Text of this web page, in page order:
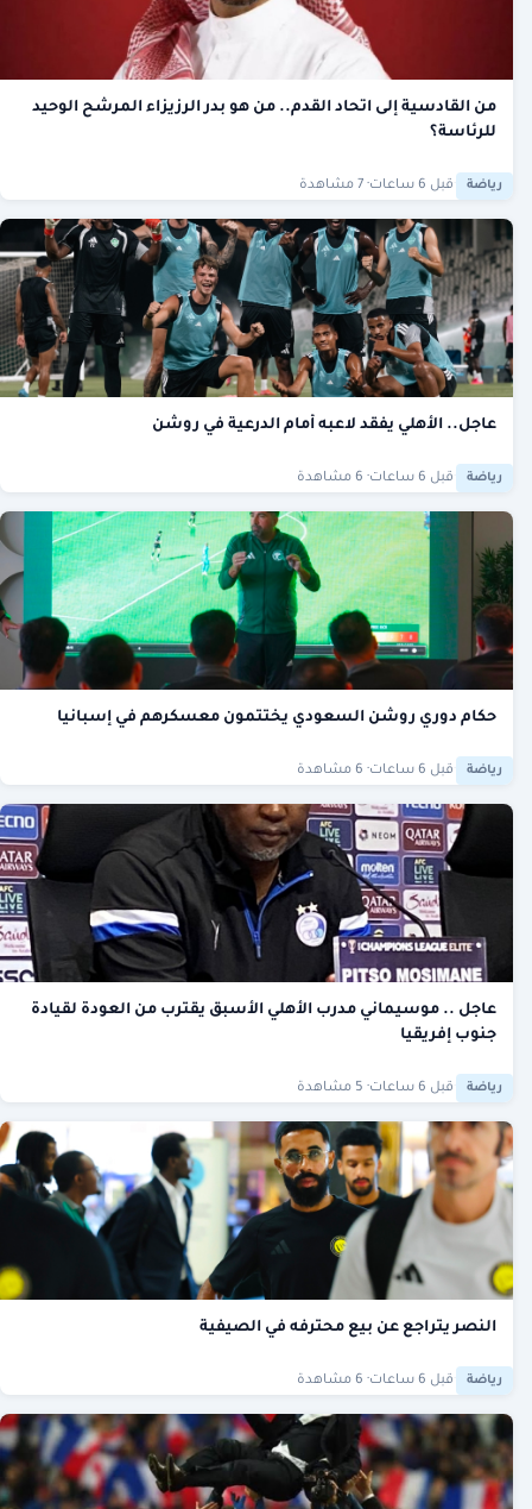
من القادسية إلى اتحاد القدم.. من هو بدر الرزيزاء المرشح الوحيد
للرئاسة؟
رياضة قبل 6 ساعات · 7 مشاهدة
عاجل.. الأهلي يفقد لاعبه أمام الدرعية في روشن
رياضة قبل 6 ساعات · 6 مشاهدة
حكام دوري روشن السعودي يختتمون معسكرهم في إسبانيا
رياضة قبل 6 ساعات · 6 مشاهدة
عاجل .. موسيماني مدرب الأهلي الأسبق يقترب من العودة لقيادة
جنوب إفريقيا
رياضة قبل 6 ساعات · 5 مشاهدة
النصر يتراجع عن بيع محترفه في الصيفية
رياضة قبل 6 ساعات · 6 مشاهدة